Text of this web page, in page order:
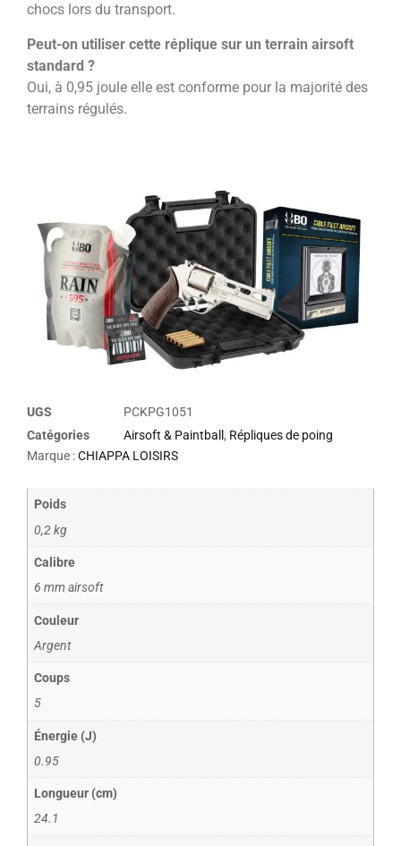
chocs lors du transport.
Peut-on utiliser cette réplique sur un terrain airsoft
standard ?
Oui, à 0,95 joule elle est conforme pour la majorité des
terrains régulés.
UGS
PCKPG1051
Catégories
Airsoft & Paintball , Répliques de poing
Marque :CHIAPPA LOISIRS
Poids
0,2 kg
Calibre
6 mm airsoft
Couleur
Argent
Coups
5
Énergie (J)
0.95
Longueur (cm)
24.1